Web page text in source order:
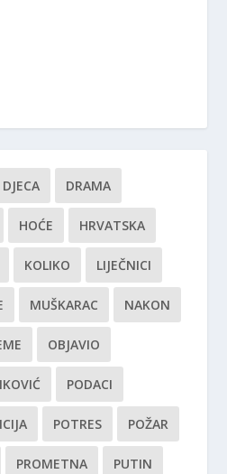
DJECA DRAMA
HOĆE HRVATSKA
KOLIKO LIJEČNICI
MUŠKARAC NAKON
OBJAVIO
PODACI
POTRES POŽAR
PROMETNA PUTIN